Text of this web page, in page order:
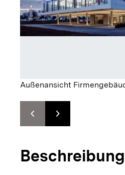
Außenansicht
chevron_leftZur vorhergehenden
chevron_rightZur nächsten
Beschreibung